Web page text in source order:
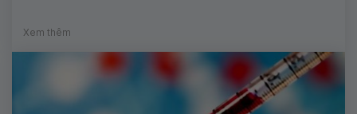
Xem thêm